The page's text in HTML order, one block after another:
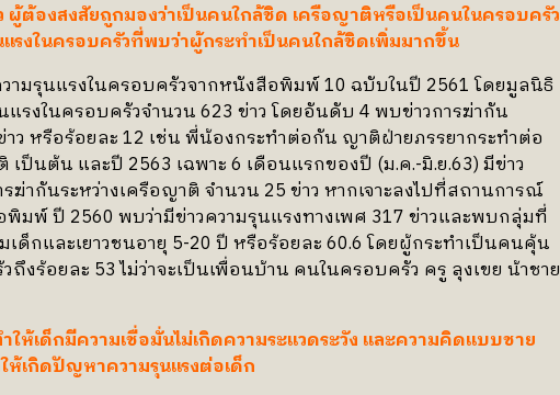
ผู้ต้องสงสัยถูกมองว่าเป็นคนใกล้ชิด เครือญาติหรือเป็นคนในครอบครัว
รงในครอบครัวที่พบว่าผู้กระทำเป็นคนใกล้ชิดเพิ่มมากขึ้น
ามรุนแรงในครอบครัวจากหนังสือพิมพ์ 10 ฉบับในปี 2561 โดยมูลนิธิ
แรงในครอบครัวจำนวน 623 ข่าว โดยอันดับ 4 พบข่าวการฆ่ากัน
าว หรือร้อยละ 12 เช่น พี่น้องกระทำต่อกัน ญาติฝ่ายภรรยากระทำต่อ
เป็นต้น และปี 2563 เฉพาะ 6 เดือนแรกของปี (ม.ค.-มิ.ย.63) มีข่าว
ฆ่ากันระหว่างเครือญาติ จำนวน 25 ข่าว หากเจาะลงไปที่สถานการณ์
มพ์ ปี 2560 พบว่ามีข่าวความรุนแรงทางเพศ 317 ข่าวและพบกลุ่มที่
ด็กและเยาวชนอายุ 5-20 ปี หรือร้อยละ 60.6 โดยผู้กระทำเป็นคนคุ้น
งร้อยละ 53 ไม่ว่าจะเป็นเพื่อนบ้าน คนในครอบครัว ครู ลุงเขย น้าชาย
ให้เด็กมีความเชื่อมั่นไม่เกิดความระแวดระวัง และความคิดแบบชาย
เกิดปัญหาความรุนแรงต่อเด็ก